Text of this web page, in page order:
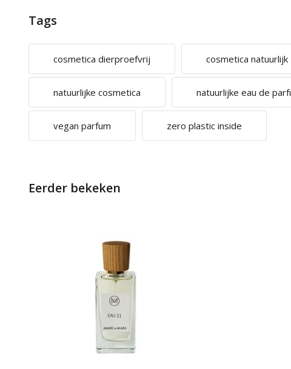
Tags
cosmetica dierproefvrij cosmetica natuurlijk
natuurlijke cosmetica natuurlijke eau de
vegan parfum zero plastic inside
Eerder bekeken